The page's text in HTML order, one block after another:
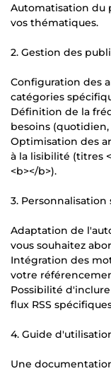
Automatisation du
vos thématiques.
2. Gestion des
Configuration des
catégories
Définition de la
besoins
Optimisation des
à la lisibilité (titres
<b></b>).
3. Personnalisation
Adaptation de
vous souhaitez
Intégration des
votre
Possibilité
flux RSS
4. Guide
Une